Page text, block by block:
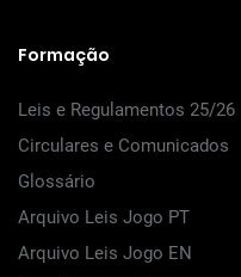
Formação
Leis e Regulamentos 25/26
Circulares e Comunicados
Glossário
Arquivo Leis Jogo PT
Arquivo Leis Jogo EN